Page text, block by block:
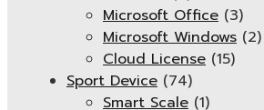
Microsoft Office (3)
Microsoft Windows (2)
Cloud License (15)
Sport Device (74)
Smart Scale (1)